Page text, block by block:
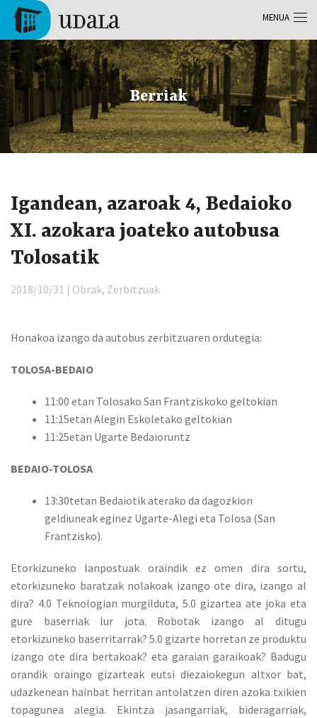
Skip to main content
Tolosa
Berriak
Igandean, azaroak 4, Bedaioko
XI. azokara joateko autobusa
Tolosatik
2018/10/31 | Obrak, Zerbitzuak
Honakoa izango da autobus zerbitzuaren ordutegia:
TOLOSA-BEDAIO
11:00 etan Tolosako San Frantziskoko geltokian
11:15etan Alegin Eskoletako geltokian
11:25etan Ugarte Bedaioruntz
BEDAIO-TOLOSA
13:30tetan Bedaiotik aterako da dagozkion
geldiuneak eginez Ugarte-Alegi eta Tolosa (San
Frantzisko).
Etorkizuneko lanpostuak oraindik ez omen dira sortu,
etorkizuneko baratzak nolakoak izango ote dira, izango al
dira? 4.0 Teknologian murgilduta, 5.0 gizartea ate joka eta
gure baserriak lur jota. Robotak izango al ditugu
etorkizuneko baserritarrak? 5.0 gizarte horretan ze produktu
izango ote dira bertakoak? eta garaian garaikoak? Badugu
orandik oraingo gizarteak eutsi diezaiokegun altxor bat,
udazkenean hainbat herritan antolatzen diren azoka txikien
topagunea alegia. Ekintza jasangarriak, bideragarriak,
MENUA